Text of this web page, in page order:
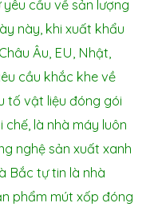
cầu về sản lượng
này, khi xuất khẩu
Âu, EU, Nhật,
cầu khắc khe về
tố vật liệu đóng gói
là nhà máy luôn
nghệ sản xuất xanh
Bắc tự tin là nhà
phẩm mút xốp đóng